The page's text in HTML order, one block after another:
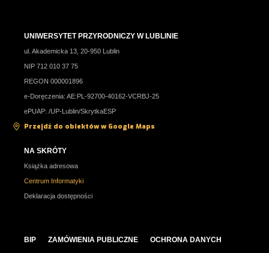
UNIWERSYTET PRZYRODNICZY W LUBLINIE
ul. Akademicka 13, 20-950 Lublin
NIP 712 010 37 75
REGON 000001896
e-Doręczenia: AE:PL-92700-40162-VCRBJ-25
ePUAP: /UP-Lublin/SkrytkaESP
Przejdź do obiektów w Google Maps
NA SKRÓTY
Książka adresowa
Centrum Informatyki
Deklaracja dostępności
BIP ZAMÓWIENIA PUBLICZNE
OCHRONA DANYCH